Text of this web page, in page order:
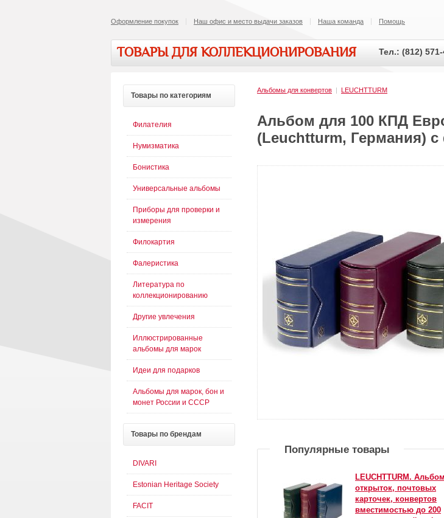
Оформление покупок Наш офис и место выдачи заказов Наша команда Помощь
ТОВАРЫ ДЛЯ КОЛЛЕКЦИОНИРОВАНИЯ Тел.: (812)
Альбомы для конвертов | LEUCHTTURM
Альбом для 100 КПД
(Leuchtturm, Германия)
Популярные товары
LEUCHTTURM.
открыток, почтовых
карточек, конвертов
вместимостью до 200
Товары по категориям
Филателия
Нумизматика
Бонистика
Универсальные альбомы
Приборы для проверки и
измерения
Филокартия
Фалеристика
Литература по
коллекционированию
Другие увлечения
Иллюстрированные
альбомы для марок
Идеи для подарков
Альбомы для марок, бон и
монет России и СССР
Товары по брендам
DIVARI
Estonian Heritage Society
FACIT